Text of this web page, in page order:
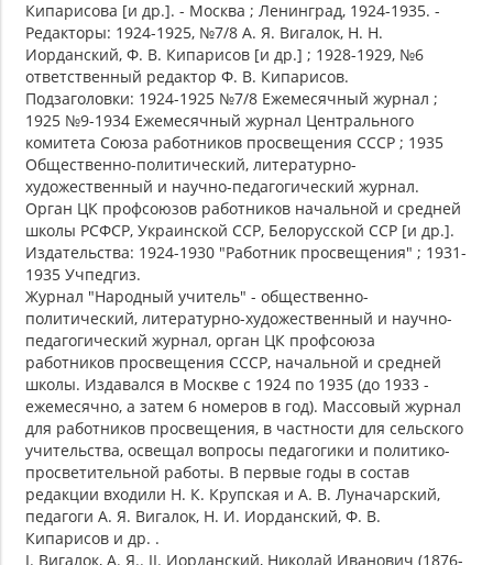
Кипарисова [и др.]. - Москва ; Ленинград, 1924-1935. -
Редакторы: 1924-1925, №7/8 А. Я. Вигалок, Н. Н.
Иорданский, Ф. В. Кипарисов [и др.] ; 1928-1929, №6
ответственный редактор Ф. В. Кипарисов.
Подзаголовки: 1924-1925 №7/8 Ежемесячный журнал ;
1925 №9-1934 Ежемесячный журнал Центрального
комитета Союза работников просвещения СССР ; 1935
Общественно-политический, литературно-
художественный и научно-педагогический журнал.
Орган ЦК профсоюзов работников начальной и средней
школы РСФСР, Украинской ССР, Белорусской ССР [и др.].
Издательства: 1924-1930 "Работник просвещения" ; 1931-
1935 Учпедгиз.
Журнал "Народный учитель" - общественно-
политический, литературно-художественный и научно-
педагогический журнал, орган ЦК профсоюза
работников просвещения СССР, начальной и средней
школы. Издавался в Москве с 1924 по 1935 (до 1933 -
ежемесячно, а затем 6 номеров в год). Массовый журнал
для работников просвещения, в частности для сельского
учительства, освещал вопросы педагогики и политико-
просветительной работы. В первые годы в состав
редакции входили Н. К. Крупская и А. В. Луначарский,
педагоги А. Я. Вигалок, Н. И. Иорданский, Ф. В.
Кипарисов и др. .
I. Вигалок, А. Я.. II. Иорданский, Николай Иванович (1876-